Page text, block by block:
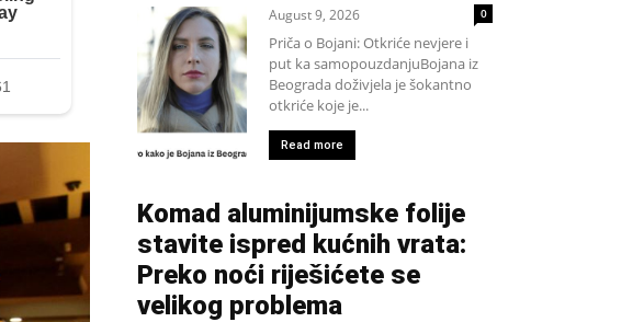
August 9, 2026 0
Priča o Bojani: Otkriće nevjere i
put ka samopouzdanjuBojana iz
Beograda doživjela je šokantno
otkriće koje je...
Read more
Komad aluminijumske folije
stavite ispred kućnih vrata:
Preko noći riješićete se
velikog problema